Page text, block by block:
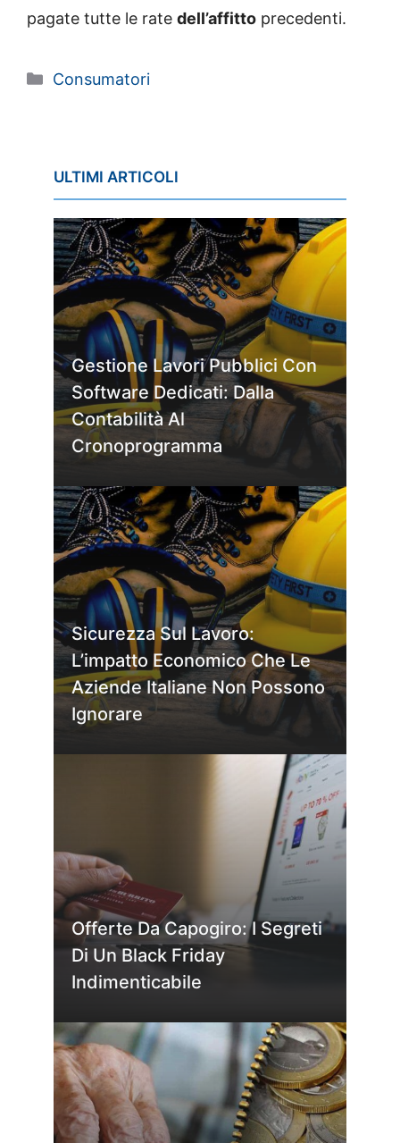
pagate tutte le rate dell’affitto precedenti.
Categorie
Consumatori
ULTIMI ARTICOLI
Gestione Lavori Pubblici Con
Software Dedicati: Dalla
Contabilità Al
Cronoprogramma
Sicurezza Sul Lavoro:
L’impatto Economico Che Le
Aziende Italiane Non Possono
Ignorare
Offerte Da Capogiro: I Segreti
Di Un Black Friday
Indimenticabile